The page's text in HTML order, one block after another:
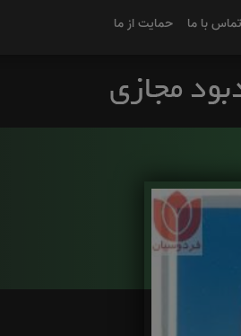
تماس با ما حمایت از ما